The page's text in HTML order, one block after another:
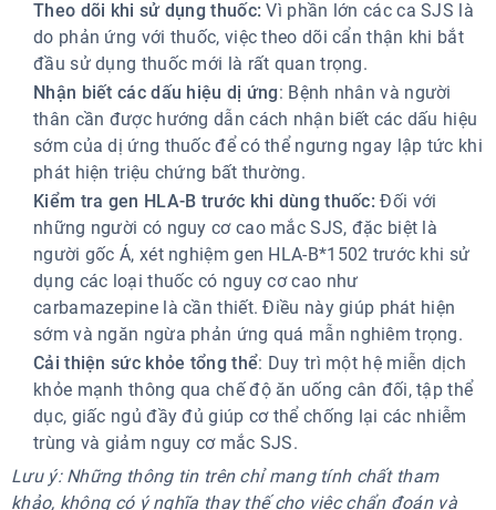
Theo dõi khi sử dụng thuốc: Vì phần lớn các ca SJS là
do phản ứng với thuốc, việc theo dõi cẩn thận khi bắt
đầu sử dụng thuốc mới là rất quan trọng.
Nhận biết các dấu hiệu dị ứng: Bệnh nhân và người
thân cần được hướng dẫn cách nhận biết các dấu hiệu
sớm của dị ứng thuốc để có thể ngưng ngay lập tức khi
phát hiện triệu chứng bất thường.
Kiểm tra gen HLA-B trước khi dùng thuốc:Đối với
những người có nguy cơ cao mắc SJS, đặc biệt là
người gốc Á, xét nghiệm gen HLA-B*1502 trước khi sử
dụng các loại thuốc có nguy cơ cao như
carbamazepine là cần thiết. Điều này giúp phát hiện
sớm và ngăn ngừa phản ứng quá mẫn nghiêm trọng.
Cải thiện sức khỏe tổng thể: Duy trì một hệ miễn dịch
khỏe mạnh thông qua chế độ ăn uống cân đối, tập thể
dục, giấc ngủ đầy đủ giúp cơ thể chống lại các nhiễm
trùng và giảm nguy cơ mắc SJS.
Lưu ý: Những thông tin trên chỉ mang tính chất tham
khảo, không có ý nghĩa thay thế cho việc chẩn đoán và